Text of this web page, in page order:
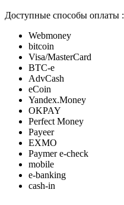
Доступные способы оплаты :
Webmoney
bitcoin
Visa/MasterCard
BTC-e
AdvCash
eCoin
Yandex.Money
OKPAY
Perfect Money
Payeer
EXMO
Paymer e-check
mobile
e-banking
cash-in